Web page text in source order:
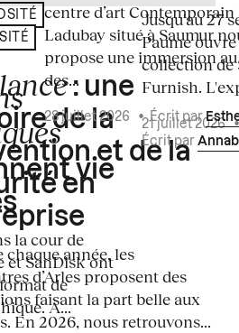
vie
la cour de
et SanDisk ont
de
À...
: une
de la
et de la
en
chaque année, les
d’Arles proposent des
faisant la part belle aux
En 2026, nous retrouvons...
centre d’art Contemporain
Ladubay situé à Saumur
propose une immersion
des...
28 juillet 2026 •Écrit par
Jusqu'au 27
Paume
collection de
Furnish.
21 juillet 2026
Écrit par